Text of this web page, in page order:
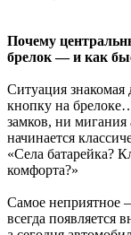
Почему
брелок — и как
Ситуация
кнопку на
замков, ни
начинается
«Села батарейка?
комфорта?»
Самое неприятное
всегда появляется